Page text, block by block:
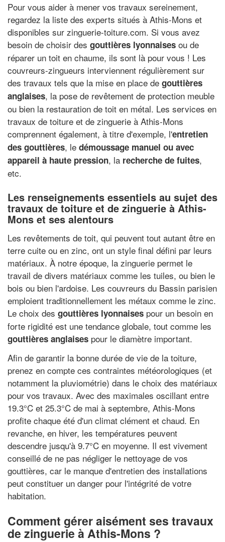
Pour vous aider à mener vos travaux sereinement,
regardez la liste des experts situés à Athis-Mons et
disponibles sur zinguerie-toiture.com. Si vous avez
besoin de choisir des gouttières lyonnaises ou de
réparer un toit en chaume, ils sont là pour vous ! Les
couvreurs-zingueurs interviennent régulièrement sur
des travaux tels que la mise en place de gouttières
anglaises, la pose de revêtement de protection meuble
ou bien la restauration de toit en métal. Les services en
travaux de toiture et de zinguerie à Athis-Mons
comprennent également, à titre d'exemple, l'entretien
des gouttières, le démoussage manuel ou avec
appareil à haute pression, la recherche de fuites,
etc.
Les renseignements essentiels au sujet des
travaux de toiture et de zinguerie à Athis-
Mons et ses alentours
Les revêtements de toit, qui peuvent tout autant être en
terre cuite ou en zinc, ont un style final défini par leurs
matériaux. À notre époque, la zinguerie permet le
travail de divers matériaux comme les tuiles, ou bien le
bois ou bien l'ardoise. Les couvreurs du Bassin parisien
emploient traditionnellement les métaux comme le zinc.
Le choix des gouttières lyonnaises pour un besoin en
forte rigidité est une tendance globale, tout comme les
gouttières anglaises pour le diamètre important.
Afin de garantir la bonne durée de vie de la toiture,
prenez en compte ces contraintes météorologiques (et
notamment la pluviométrie) dans le choix des matériaux
pour vos travaux. Avec des maximales oscillant entre
19.3°C et 25.3°C de mai à septembre, Athis-Mons
profite chaque été d'un climat clément et chaud. En
revanche, en hiver, les températures peuvent
descendre jusqu'à 9.7°C en moyenne. Il est vivement
conseillé de ne pas négliger le nettoyage de vos
gouttières, car le manque d'entretien des installations
peut constituer un danger pour l'intégrité de votre
habitation.
Comment gérer aisément ses travaux
de zinguerie à Athis-Mons ?